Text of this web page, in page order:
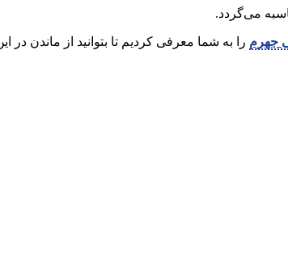
جهرم را به شما معرفی کردیم تا بتوانید از ماندن در